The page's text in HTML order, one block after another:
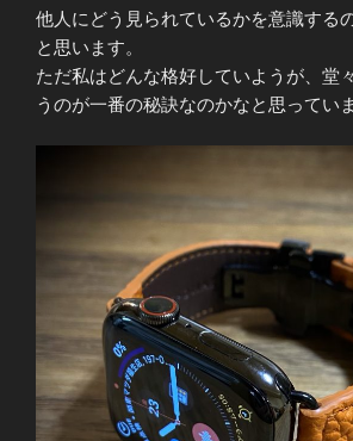
他人にどう見られているかを意識する
と思います。
ただ私はどんな格好していようが、堂
うのが一番の秘訣なのかなと思っていま